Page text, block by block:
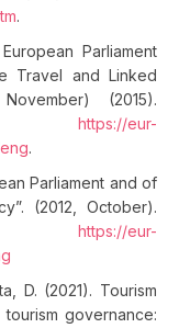
.
Parliament
Travel and Linked
(2015).
https://eur-
.
Parliament and of
(2012, October).
https://eur-
D. (2021). Tourism
governance: